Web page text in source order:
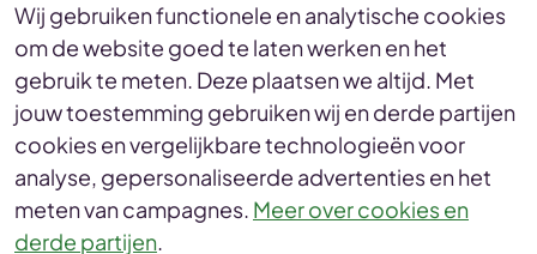
DisclaimerVoorwaarden
Privacy en cookies Statement
Toegankelijkheid Duurzaamheid
Duurzaamheidsinformatie
Duurzaamheidsprofiel
© Evi van Lanschot
Wij gebruiken functionele en analytische cookies
om de website goed te laten werken en het
gebruik te meten. Deze plaatsen we altijd. Met
jouw toestemming gebruiken wij en derde partijen
cookies en vergelijkbare technologieën voor
analyse, gepersonaliseerde advertenties en het
meten van campagnes. Meer over cookies en
derde partijen.